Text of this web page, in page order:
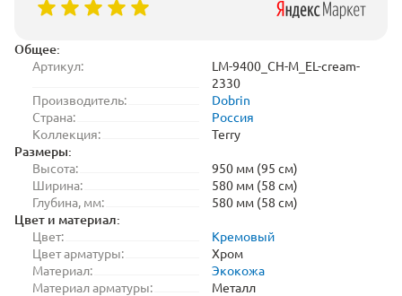
Общее:
Артикул:
LM-9400_CH-M_EL-cream-
2330
Производитель:
Dobrin
Страна:
Россия
Коллекция:
Terry
Размеры:
Высота:
950 мм (95 см)
Ширина:
580 мм (58 см)
Глубина, мм:
580 мм (58 см)
Цвет и материал:
Цвет:
Кремовый
Цвет арматуры:
Хром
Материал:
Экокожа
Материал арматуры:
Металл